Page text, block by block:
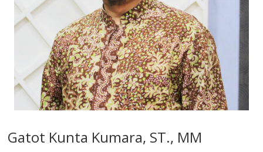
Gatot Kunta Kumara, ST., MM